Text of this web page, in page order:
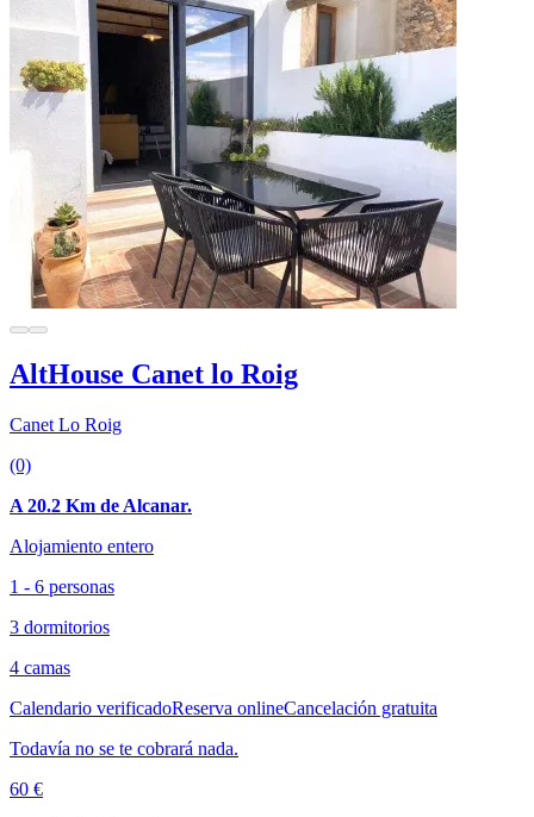
AltHouse Canet lo Roig
Canet Lo Roig
(0)
A 20.2 Km de Alcanar.
Alojamiento entero
1 - 6 personas
3 dormitorios
4 camas
Calendario verificadoReserva onlineCancelación gratuita
Todavía no se te cobrará nada.
60 €